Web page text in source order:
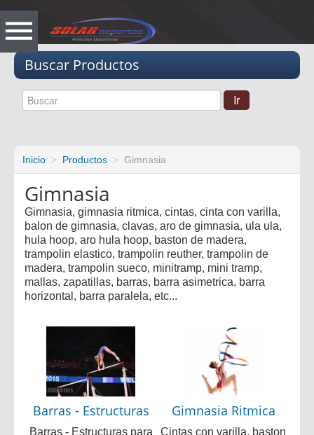
Buscar Productos
Inicio Productos Gimnasia
Gimnasia
Gimnasia, gimnasia ritmica, cintas, cinta con varilla,
balon de gimnasia, clavas, aro de gimnasia, ula ula,
hula hoop, aro hula hoop, baston de madera,
trampolin elastico, trampolin reuther, trampolin de
madera, trampolin sueco, minitramp, mini tramp,
mallas, zapatillas, barras, barra asimetrica, barra
horizontal, barra paralela, etc...
Barras - Estructuras
Barras - Estructuras para
Gimnasia Ritmica
Cintas con varilla, baston